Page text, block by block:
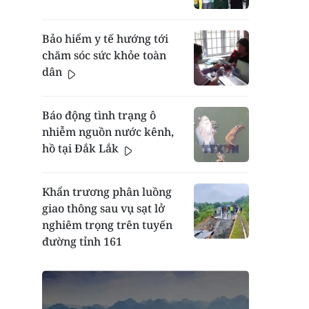
Bảo hiểm y tế hướng tới
chăm sóc sức khỏe toàn
dân
Báo động tình trạng ô
nhiễm nguồn nước kênh,
hồ tại Đắk Lắk
Khẩn trương phân luồng
giao thông sau vụ sạt lở
nghiêm trọng trên tuyến
đường tỉnh 161